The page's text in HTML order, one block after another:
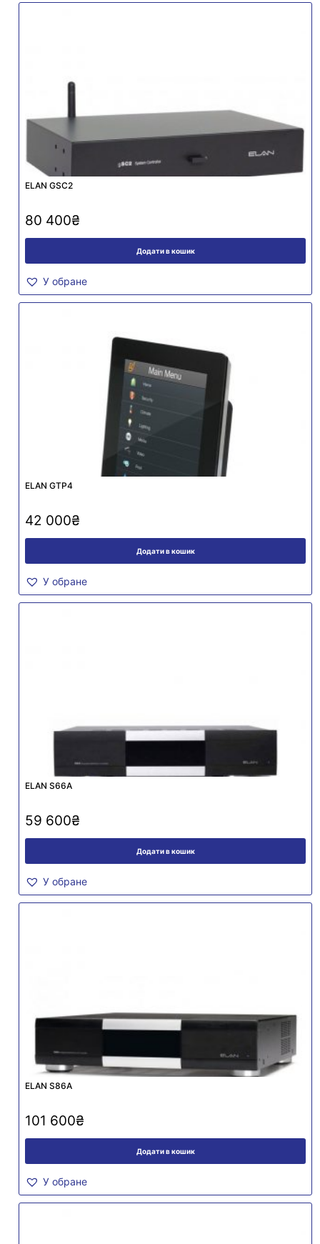
ELAN GSC2
80 400₴
Додати в кошик
У обране
ELAN GTP4
42 000₴
Додати в кошик
У обране
ELAN S66A
59 600₴
Додати в кошик
У обране
ELAN S86A
101 600₴
Додати в кошик
У обране